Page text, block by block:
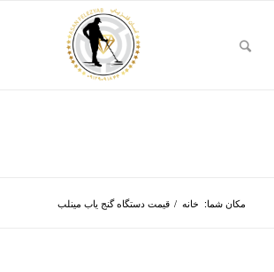
مکان شما: خانه / قیمت دستگاه گنج یاب مینلب